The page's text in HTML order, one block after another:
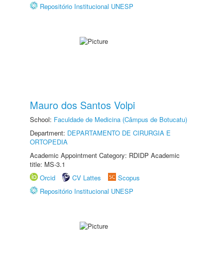
Repositório Institucional UNESP
Mauro dos Santos Volpi
School: Faculdade de Medicina (Câmpus de Botucatu)
Department: DEPARTAMENTO DE CIRURGIA E
ORTOPEDIA
Academic Appointment Category: RDIDP Academic
title: MS-3.1
Orcid
CV Lattes
Scopus
Repositório Institucional UNESP